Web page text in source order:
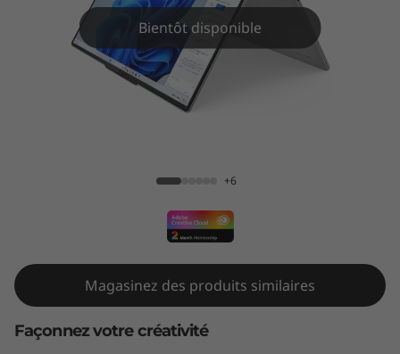
Bientôt disponible
+6
Magasinez des produits similaires
Façonnez votre créativité